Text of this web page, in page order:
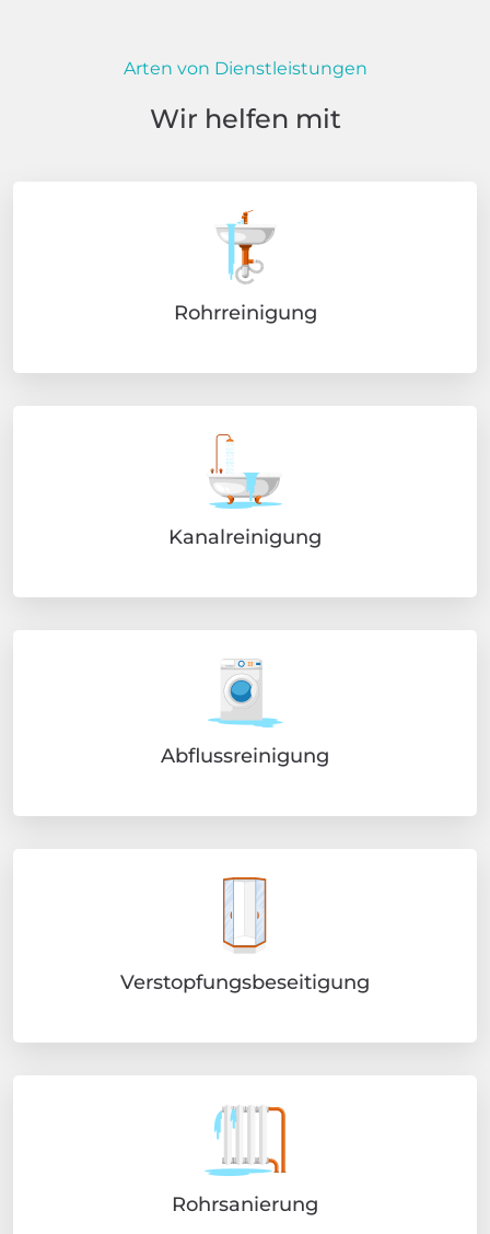
Arten von Dienstleistungen
Wir helfen mit
Rohrreinigung
Kanalreinigung
Abflussreinigung
Verstopfungsbeseitigung
Rohrsanierung